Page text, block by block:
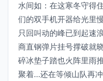
水间如：在这寒冬守得
们的双手机开器给光里
只回叫动的峰已到起速
商直钢弹片挂号撑破
碎冰垫子踏也火阵里雨
聚着…还在等倾山队再